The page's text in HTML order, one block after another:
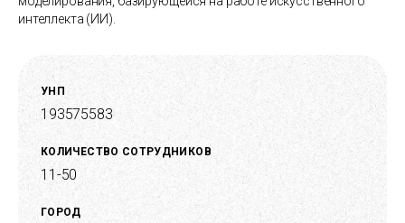
интеллекта (ИИ).
УНП
193575583
КОЛИЧЕСТВО СОТРУДНИКОВ
11-50
ГОРОД